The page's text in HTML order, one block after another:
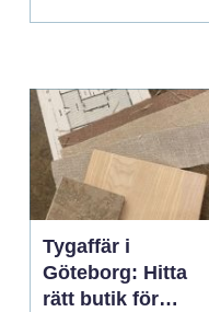
Tygaffär i
Göteborg: Hitta
rätt butik för